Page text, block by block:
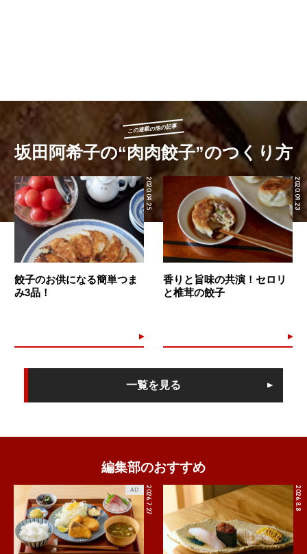
この連載の他の記事
坂田阿希子の“肉肉餃子”のつくり方
2020.04.25
餃子のお供になる簡単つま
み3品！
2020.04.23
香りと旨味の共演！セロリ
と椎茸の餃子
一覧を見る
編集部のおすすめ
2026.7.27
AD 2026.8.8